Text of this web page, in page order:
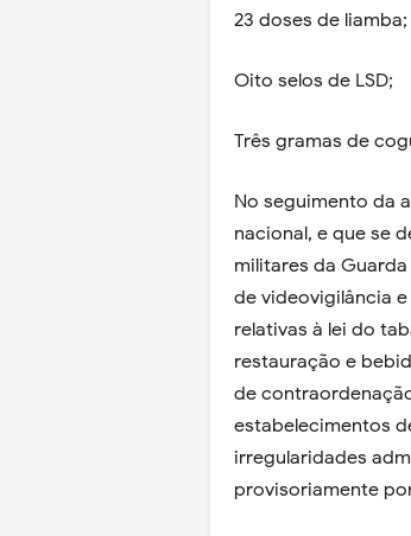
23 doses de liamba;
Oito selos de LSD;
Três gramas de
No seguimento da
nacional, e que se
militares da
de videovigilância
relativas à lei do
restauração e
de
estabelecimentos
irregularidades
provisoriamente